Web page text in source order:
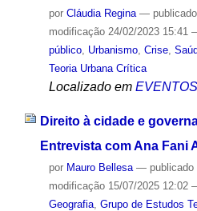
por Cláudia Regina — publicado
modificação24/02/2023 15:41
público, Urbanismo, Crise,
Teoria Urbana Crítica
Localizado em EVENTOS
Direito à cidade e
Entrevista com Ana Fani
por Mauro Bellesa — publicado
modificação15/07/2025 12:02
Geografia, Grupo de Estudos